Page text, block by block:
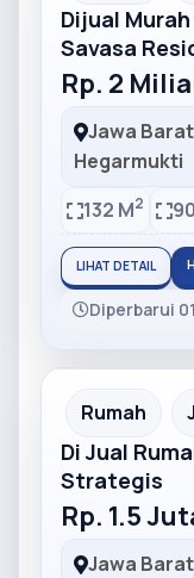
Dijual
Savasa
Rp. 2
Jawa Barat
Hegarmukti
132 M2
LIHAT DETAIL
Diperbarui
Partner Ad
Rumah
Di Jual
Strategis
Rp. 1.5
Jawa Barat